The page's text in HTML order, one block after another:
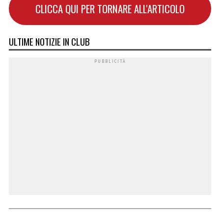
CLICCA QUI PER TORNARE ALL'ARTICOLO
ULTIME NOTIZIE IN CLUB